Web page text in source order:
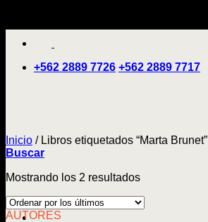
+562 2889 7726 +562 2889 7717
Inicio /Libros etiquetados “Marta Brunet”
Buscar
Mostrando los 2 resultadosOrdenado
los
AUTORES